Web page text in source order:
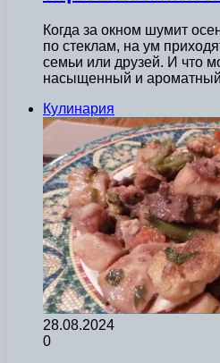
Когда за окном шумит
по стеклам, на ум
семьи или друзей. И что
насыщенный и
Кулинария
28.08.2024
0